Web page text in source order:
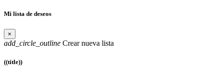
Mi lista de deseos
×
add_circle_outline Crear nueva lista
((title))